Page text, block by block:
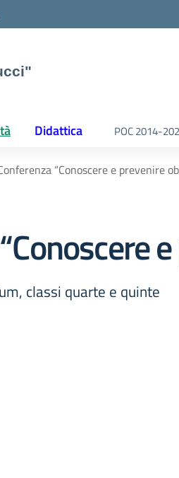
Didattica POC 2014-
“Conoscere e prevenire
classi quarte e quinte